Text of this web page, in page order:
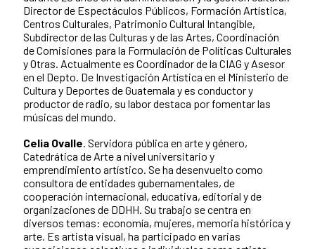
Director de Espectáculos Públicos, Formación Artística,
Centros Culturales, Patrimonio Cultural Intangible,
Subdirector de las Culturas y de las Artes, Coordinación
de Comisiones para la Formulación de Políticas Culturales
y Otras. Actualmente es Coordinador de la CIAG y Asesor
en el Depto. De Investigación Artística en el Ministerio de
Cultura y Deportes de Guatemala y es conductor y
productor de radio, su labor destaca por fomentar las
músicas del mundo.
Celia Ovalle. Servidora pública en arte y género,
Catedrática de Arte a nivel universitario y
emprendimiento artístico. Se ha desenvuelto como
consultora de entidades gubernamentales, de
cooperación internacional, educativa, editorial y de
organizaciones de DDHH. Su trabajo se centra en
diversos temas: economía, mujeres, memoria histórica y
arte. Es artista visual, ha participado en varias